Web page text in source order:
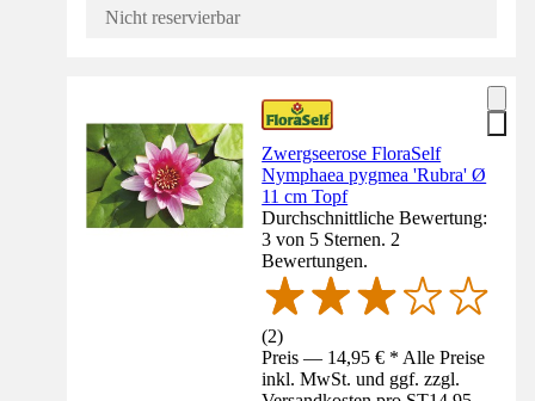
Nicht reservierbar
Zwergseerose FloraSelf
Nymphaea pygmea 'Rubra' Ø
11 cm Topf
Durchschnittliche Bewertung:
3 von 5 Sternen. 2
Bewertungen.
(2)
Preis — 14,95 € * Alle Preise
inkl. MwSt. und ggf. zzgl.